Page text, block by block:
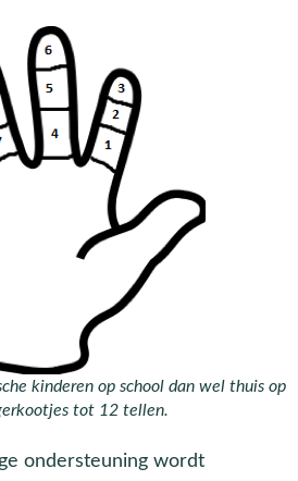
kinderen op school dan wel thuis op
tot 12 tellen.
ondersteuning wordt